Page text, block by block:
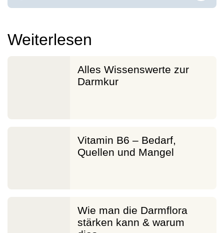
Weiterlesen
Alles Wissenswerte zur
Darmkur
Vitamin B6 – Bedarf,
Quellen und Mangel
Wie man die Darmflora
stärken kann & warum